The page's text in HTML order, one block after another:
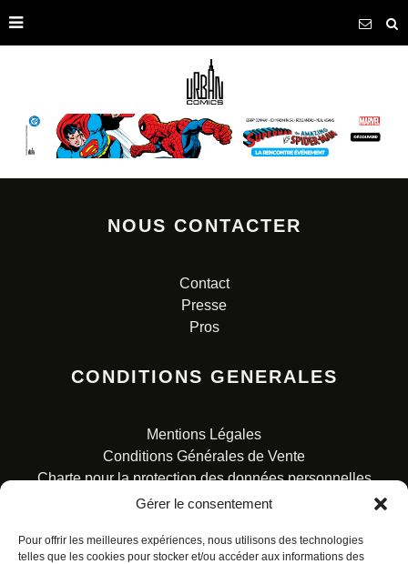
Gérer le consentement
Pour offrir les meilleures expériences, nous utilisons des technologies
telles que les cookies pour stocker et/ou accéder aux informations des
NOUS CONTACTER
Contact
Presse
Pros
CONDITIONS GENERALES
Mentions Légales
Conditions Générales de Vente
Charte pour la protection des données personnelles